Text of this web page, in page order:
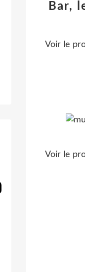
Bar,
Voir le
Voir le